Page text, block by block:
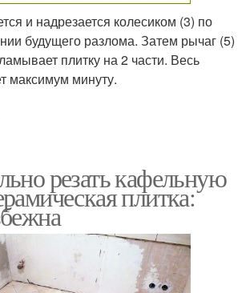
и надрезается колесиком (3) по
будущего разлома. Затем рычаг (5)
плитку на 2 части. Весь
максимум минуту.
резать кафельную
плитка: